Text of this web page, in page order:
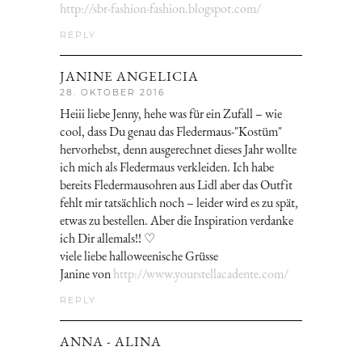
http://sbr-fashion-fashion.blogspot.com/
REPLY
JANINE ANGELICIA
28. OKTOBER 2016
Heiii liebe Jenny, hehe was für ein Zufall – wie
cool, dass Du genau das Fledermaus-"Kostüm"
hervorhebst, denn ausgerechnet dieses Jahr wollte
ich mich als Fledermaus verkleiden. Ich habe
bereits Fledermausohren aus Lidl aber das Outfit
fehlt mir tatsächlich noch – leider wird es zu spät,
etwas zu bestellen. Aber die Inspiration verdanke
ich Dir allemals!! ♡
viele liebe halloweenische Grüsse
Janine vonhttp://www.yourstellacadente.com/
REPLY
ANNA - ALINA